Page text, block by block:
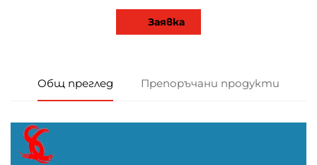
Заявка
Общ преглед Препоръчани продукти